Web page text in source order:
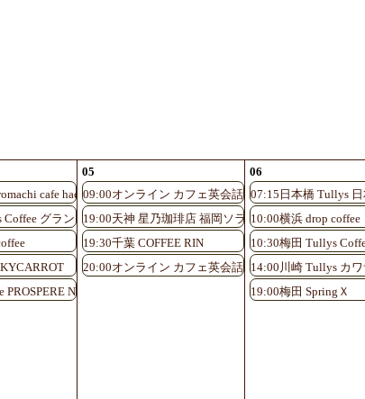
cafe hachi
Coffee グランフロント大阪北館1F店
Nayabashi
05
09:00オンライン カフェ英会話♪
19:00天神 星乃珈琲店 福岡ソラリア店
19:30千葉 COFFEE RIN
20:00オンライン カフェ英会話♪
06
07:15日本橋 Tullys
10:00横浜 drop coffee
10:30梅田 Tullys
14:00川崎 Tullys カワ
19:00梅田 SpringＸ